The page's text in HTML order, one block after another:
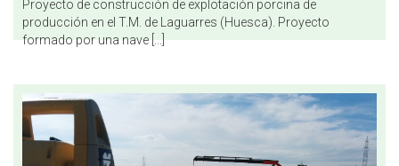
Proyecto de construcción de explotación porcina de
producción en el T.M. de Laguarres (Huesca). Proyecto
formado por una nave [...]